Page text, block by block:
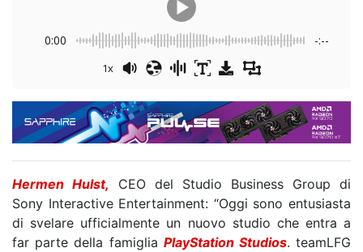
0:00 -:--
1x
Hermen Hulst, CEO del Studio Business Group di
Sony Interactive Entertainment: “Oggi sono entusiasta
di svelare ufficialmente un nuovo studio che entra a
far parte della famiglia PlayStation Studios. teamLFG